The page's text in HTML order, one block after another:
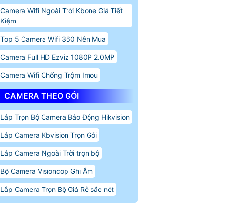
Camera Wifi Ngoài Trời Kbone Giá Tiết
Kiệm
Top 5 Camera Wifi 360 Nên Mua
Camera Full HD Ezviz 1080P 2.0MP
Camera Wifi Chống Trộm Imou
CAMERA THEO GÓI
Lắp Trọn Bộ Camera Báo Động Hikvision
Lắp Camera Kbvision Trọn Gói
Lắp Camera Ngoài Trời trọn bộ
Bộ Camera Visioncop Ghi Âm
Lắp Camera Trọn Bộ Giá Rẻ sắc nét